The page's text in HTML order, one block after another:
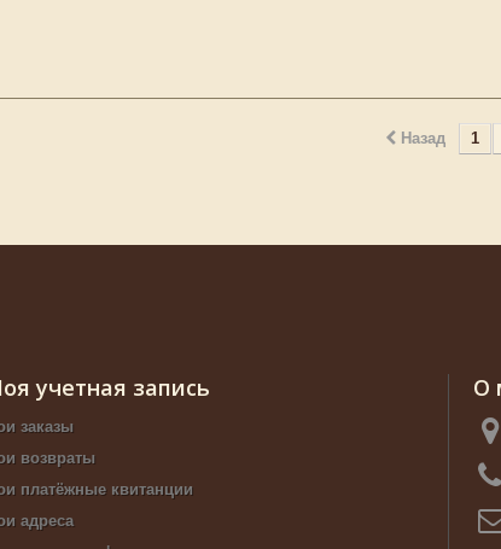
Назад 1
учетная запись
заказы
возвраты
платёжные квитанции
адреса
О